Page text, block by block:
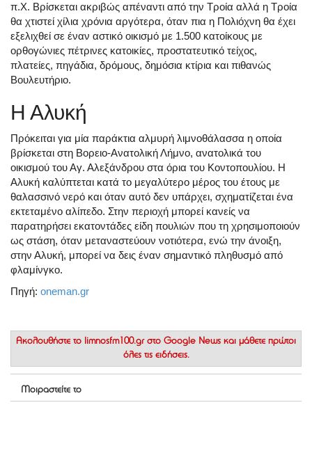
π.Χ. Βρίσκεται ακριβώς απέναντι από την Τροία αλλά η Τροία
θα χτιστεί χίλια χρόνια αργότερα, όταν πια η Πολιόχνη θα έχει
εξελιχθεί σε έναν αστικό οικισμό με 1.500 κατοίκους με
ορθογώνιες πέτρινες κατοικίες, προστατευτικό τείχος,
πλατείες, πηγάδια, δρόμους, δημόσια κτίρια και πιθανώς
Βουλευτήριο.
Η Αλυκή
Πρόκειται για μία παράκτια αλμυρή λιμνοθάλασσα η οποία
βρίσκεται στη Βορειο-Ανατολική Λήμνο, ανατολικά του
οικισμού του Αγ. Αλεξάνδρου στα όρια του Κοντοπουλίου. Η
Αλυκή καλύπτεται κατά το μεγαλύτερο μέρος του έτους με
θαλασσινό νερό και όταν αυτό δεν υπάρχει, σχηματίζεται ένα
εκτεταμένο αλίπεδο. Στην περιοχή μπορεί κανείς να
παρατηρήσει εκατοντάδες είδη πουλιών που τη χρησιμοποιούν
ως στάση, όταν μεταναστεύουν νοτιότερα, ενώ την άνοιξη,
στην Αλυκή, μπορεί να δεις έναν σημαντικό πληθυσμό από
φλαμίνγκο.
Πηγή: oneman.gr
Ακολουθήστε το limnosfm100.gr στο Google News και μάθετε πρώτοι
όλες τις ειδήσεις.
Μοιραστείτε το